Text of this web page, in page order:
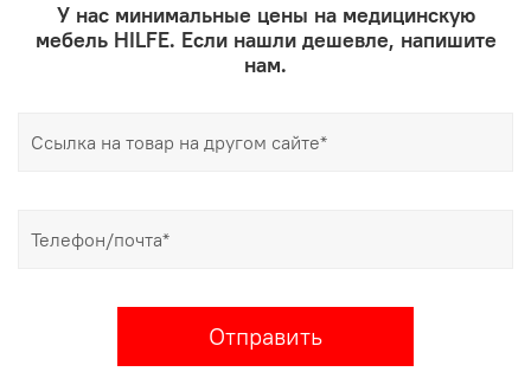
У нас минимальные цены на медицинскую
мебель HILFE. Если нашли дешевле, напишите
нам.
Отправить